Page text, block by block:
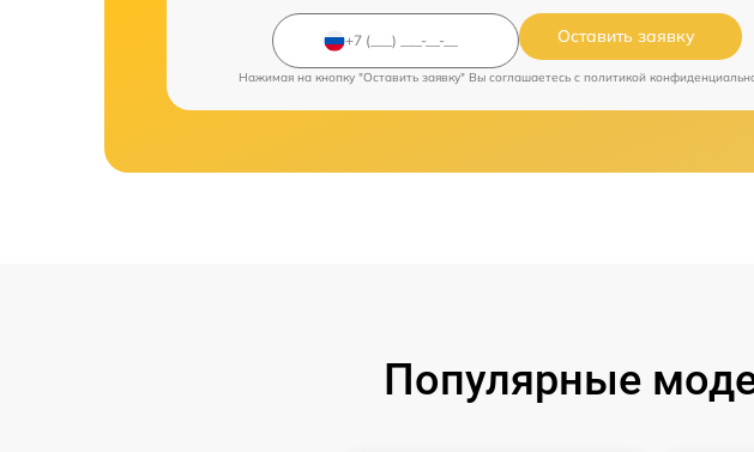
Оставить заявку
Нажимая на кнопку "Оставить заявку" Вы соглашаетесь c политикой
Популярные